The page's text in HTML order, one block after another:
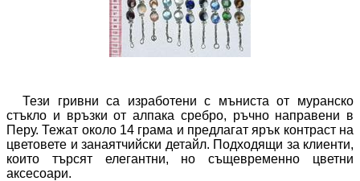
Тези гривни са изработени с мъниста от муранско
стъкло и връзки от алпака сребро, ръчно направени в
Перу. Тежат около 14 грама и предлагат ярък контраст на
цветовете и занаятчийски детайл. Подходящи за клиенти,
които търсят елегантни, но същевременно цветни
аксесоари.